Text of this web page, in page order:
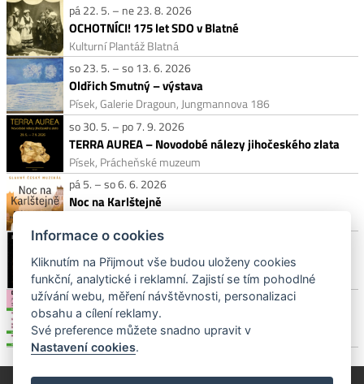
pá 22. 5. – ne 23. 8. 2026
OCHOTNÍCI! 175 let SDO v Blatné
Kulturní Plantáž Blatná
so 23. 5. – so 13. 6. 2026
Oldřich Smutný – výstava
Písek, Galerie Dragoun, Jungmannova 186
so 30. 5. – po 7. 9. 2026
TERRA AUREA – Novodobé nálezy jihočeského zlata
Písek, Prácheňské muzeum
pá 5. – so 6. 6. 2026
Noc na Karlštejně
Pátek 5. 6. 2026 od 20:00
Butch Cassidy a Sundance Kid
Křenovice, Lesní divadlo
Neděle 7. 6. 2026 od 13:30
Dobrojízda pro Athelas
Písek, Palackého sady
Informace o cookies
Kliknutím na Přijmout vše budou uloženy cookies
funkční, analytické i reklamní. Zajistí se tím pohodlné
užívání webu, měření návštěvnosti, personalizaci
obsahu a cílení reklamy.
Své preference můžete snadno upravit v
Nastavení cookies.